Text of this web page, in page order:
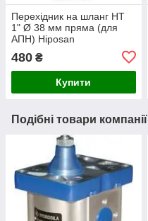
Перехідник на шланг НТ
1" Ø 38 мм пряма (для
АПН) Hiposan
480 ₴
Купити
Подібні товари компанії